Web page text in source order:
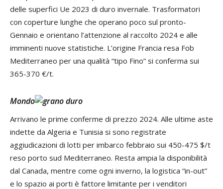
delle superfici Ue 2023 di duro invernale. Trasformatori
con coperture lunghe che operano poco sul pronto-
Gennaio e orientano l’attenzione al raccolto 2024 e alle
imminenti nuove statistiche. L’origine Francia resa Fob
Mediterraneo per una qualità “tipo Fino” si conferma sui
365-370 €/t.
Mondo
Arrivano le prime conferme di prezzo 2024. Alle ultime aste
indette da Algeria e Tunisia si sono registrate
aggiudicazioni di lotti per imbarco febbraio sui 450-475 $/t
reso porto sud Mediterraneo. Resta ampia la disponibilità
dal Canada, mentre come ogni inverno, la logistica “in-out”
e lo spazio ai porti è fattore limitante per i venditori